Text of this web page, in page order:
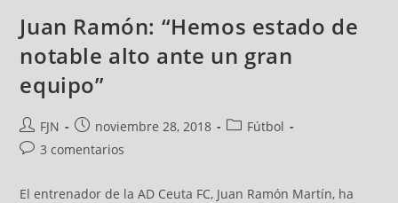
Juan Ramón: “Hemos estado de
notable alto ante un gran
equipo”
FJN noviembre 28, 2018
Fútbol
3 comentarios
El entrenador de la AD Ceuta FC, Juan Ramón Martín, ha